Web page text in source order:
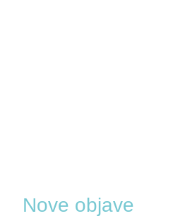
Nove objave